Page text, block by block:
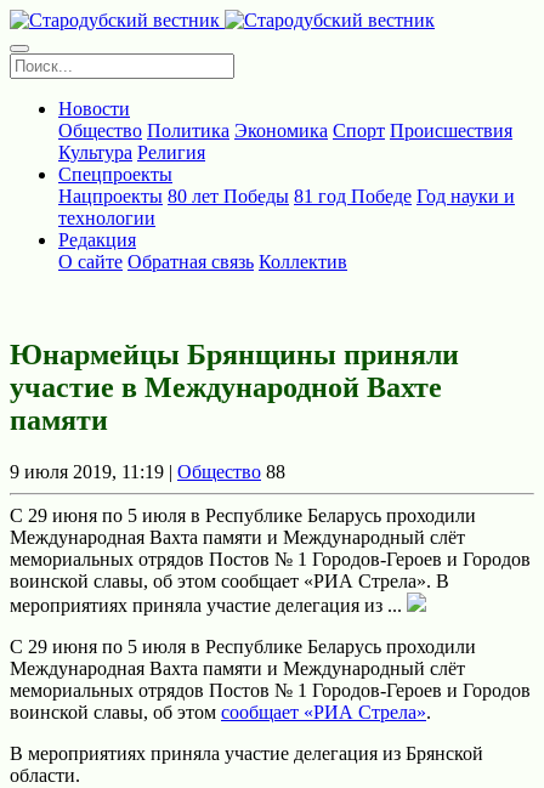
Новости
Общество Политика Экономика Спорт Происшествия
Культура Религия
Спецпроекты
Нацпроекты 80 лет Победы 81 год Победе Год науки и
технологии
Редакция
О сайте Обратная связь Коллектив
Юнармейцы Брянщины приняли
участие в Международной Вахте
памяти
9 июля 2019, 11:19 | Общество 88
С 29 июня по 5 июля в Республике Беларусь проходили
Международная Вахта памяти и Международный слёт
мемориальных отрядов Постов № 1 Городов-Героев и Городов
воинской славы, об этом сообщает «РИА Стрела». В
мероприятиях приняла участие делегация из ...
С 29 июня по 5 июля в Республике Беларусь проходили
Международная Вахта памяти и Международный слёт
мемориальных отрядов Постов № 1 Городов-Героев и Городов
воинской славы, об этом сообщает «РИА Стрела».
В мероприятиях приняла участие делегация из Брянской
области.